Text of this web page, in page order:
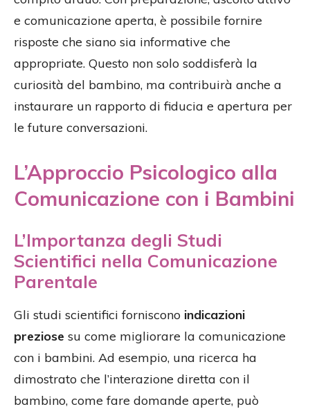
e comunicazione aperta, è possibile fornire
risposte che siano sia informative che
appropriate. Questo non solo soddisferà la
curiosità del bambino, ma contribuirà anche a
instaurare un rapporto di fiducia e apertura per
le future conversazioni.
L’Approccio Psicologico alla
Comunicazione con i Bambini
L’Importanza degli Studi
Scientifici nella Comunicazione
Parentale
Gli studi scientifici forniscono indicazioni
preziose su come migliorare la comunicazione
con i bambini. Ad esempio, una ricerca ha
dimostrato che l’interazione diretta con il
bambino, come fare domande aperte, può